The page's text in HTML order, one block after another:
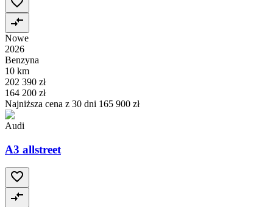
Nowe
2026
Benzyna
10 km
202 390 zł
164 200 zł
Najniższa cena z 30 dni 165 900 zł
Audi
A3 allstreet